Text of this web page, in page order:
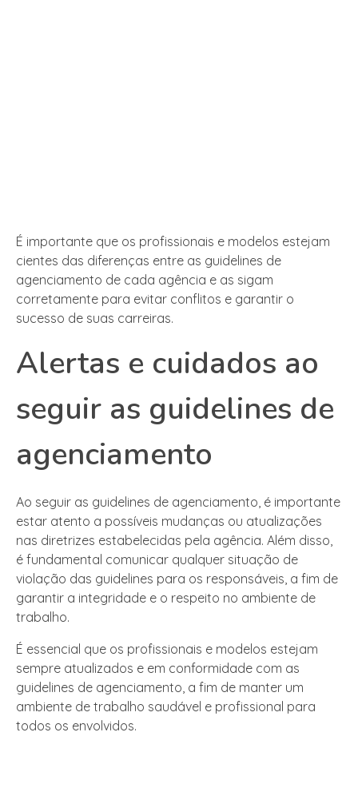
É importante que os profissionais e modelos estejam
cientes das diferenças entre as guidelines de
agenciamento de cada agência e as sigam
corretamente para evitar conflitos e garantir o
sucesso de suas carreiras.
Alertas e cuidados ao
seguir as guidelines de
agenciamento
Ao seguir as guidelines de agenciamento, é importante
estar atento a possíveis mudanças ou atualizações
nas diretrizes estabelecidas pela agência. Além disso,
é fundamental comunicar qualquer situação de
violação das guidelines para os responsáveis, a fim de
garantir a integridade e o respeito no ambiente de
trabalho.
É essencial que os profissionais e modelos estejam
sempre atualizados e em conformidade com as
guidelines de agenciamento, a fim de manter um
ambiente de trabalho saudável e profissional para
todos os envolvidos.